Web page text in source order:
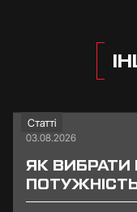
Статті
03.08.2026
ЯК ВИБРАТИ